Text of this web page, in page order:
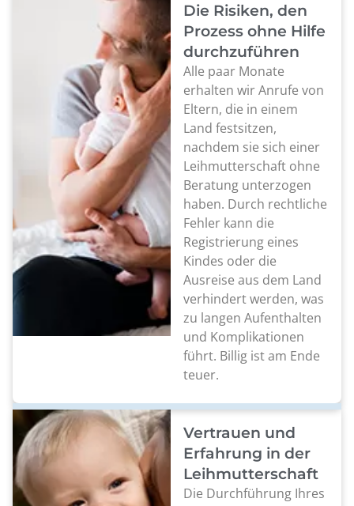
Die Risiken, den
Prozess ohne Hilfe
durchzuführen
Alle paar Monate
erhalten wir Anrufe von
Eltern, die in einem
Land festsitzen,
nachdem sie sich einer
Leihmutterschaft ohne
Beratung unterzogen
haben. Durch rechtliche
Fehler kann die
Registrierung eines
Kindes oder die
Ausreise aus dem Land
verhindert werden, was
zu langen Aufenthalten
und Komplikationen
führt. Billig ist am Ende
teuer.
Vertrauen und
Erfahrung in der
Leihmutterschaft
Die Durchführung Ihres